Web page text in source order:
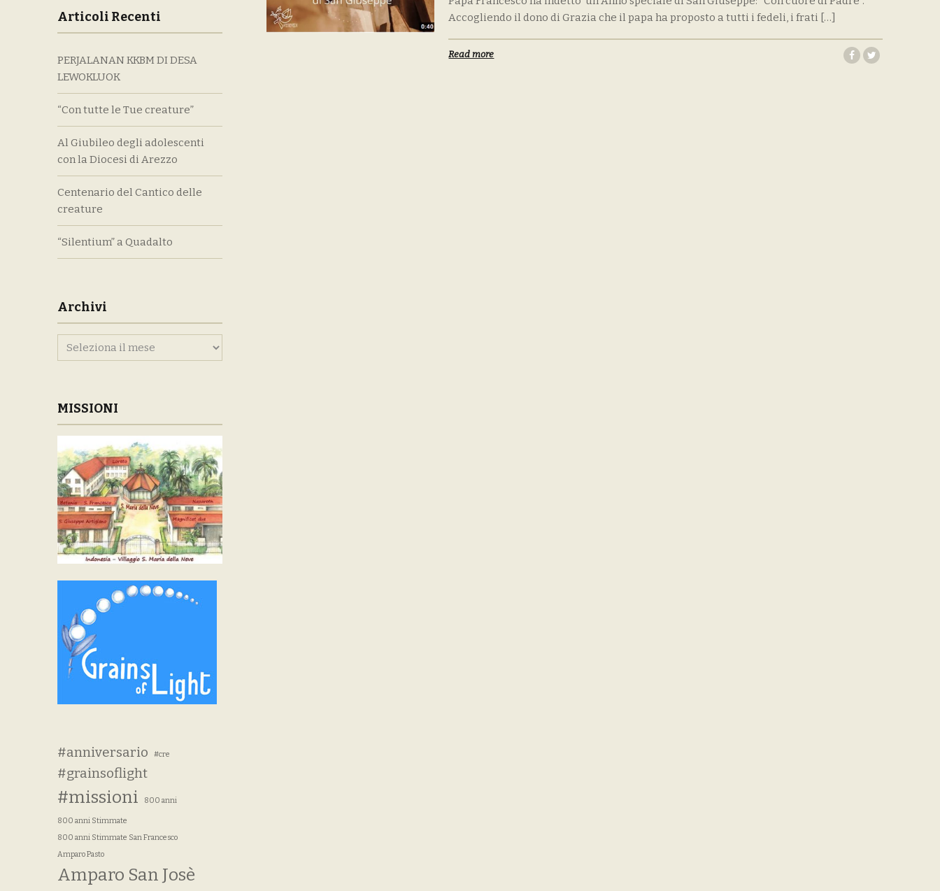
Accogliendo il dono di Grazia che il papa ha proposto a tutti i fedeli, i frati […]
Read more
Articoli Recenti
PERJALANAN KKBM DI DESA
LEWOKLUOK
“Con tutte le Tue creature”
Al Giubileo degli adolescenti
con la Diocesi di Arezzo
Centenario del Cantico delle
creature
“Silentium” a Quadalto
Archivi
Archivi
MISSIONI
#anniversario #cre
#grainsoflight
#missioni 800 anni
800 anni Stimmate
800 anni Stimmate San Francesco
Amparo Pasto
Amparo San Josè